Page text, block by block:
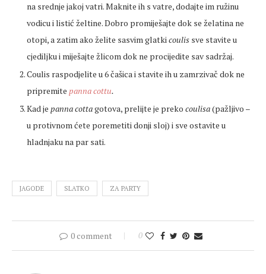
na srednje jakoj vatri. Maknite ih s vatre, dodajte im ružinu
vodicu i listić želtine. Dobro promiješajte dok se želatina ne
otopi, a zatim ako želite sasvim glatkicoulis sve stavite u
cjediljku i miješajte žlicom dok ne procijedite sav sadržaj.
Coulis raspodjelite u 6 čašica i stavite ih u zamrzivač dok ne
pripremite panna cottu.
Kad je panna cottagotova, prelijte je preko coulisa(pažljivo –
u protivnom ćete poremetiti donji sloj) i sve ostavite u
hladnjaku na par sati.
JAGODE SLATKO ZA PARTY
0 comment 0